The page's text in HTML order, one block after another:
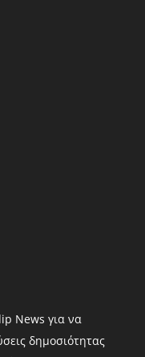
News για να
δημοσιότητας